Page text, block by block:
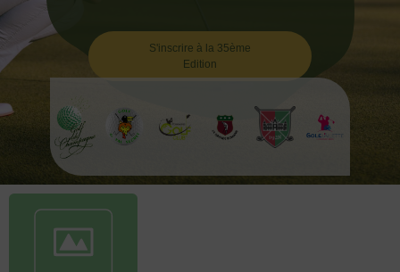
S'inscrire à la 35ème
Edition